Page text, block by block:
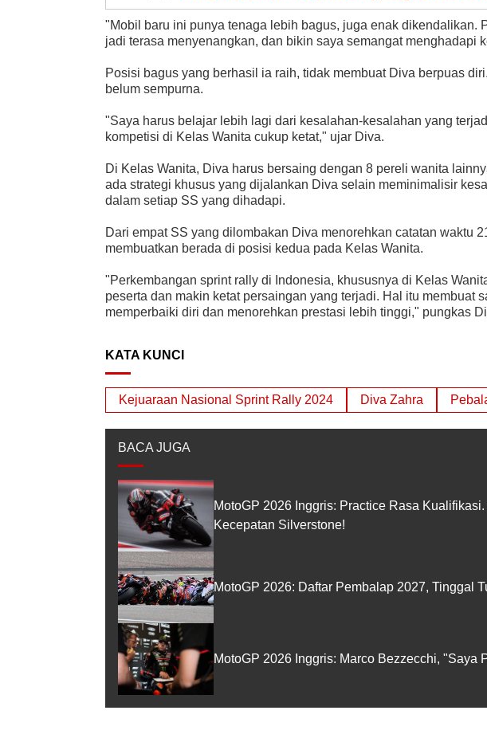
"Mobil baru ini punya tenaga lebih bagus, juga enak dikendalikan.
jadi terasa menyenangkan, dan bikin saya semangat menghadapi
Posisi bagus yang berhasil ia raih, tidak membuat Diva berpuas
belum sempurna.
"Saya harus belajar lebih lagi dari kesalahan-kesalahan yang
kompetisi di Kelas Wanita cukup ketat," ujar Diva.
Di Kelas Wanita, Diva harus bersaing dengan 8 pereli wanita
ada strategi khusus yang dijalankan Diva selain meminimalisir
dalam setiap SS yang dihadapi.
Dari empat SS yang dilombakan Diva menorehkan catatan waktu
membuatkan berada di posisi kedua pada Kelas Wanita.
"Perkembangan sprint rally di Indonesia, khususnya di Kelas
peserta dan makin ketat persaingan yang terjadi. Hal itu membuat
memperbaiki diri dan menorehkan prestasi lebih tinggi," pungkas
KATA KUNCI
Kejuaraan Nasional Sprint Rally 2024 Diva Zahra
BACA JUGA
MotoGP 2026 Inggris: Practice Rasa
Kecepatan Silverstone!
MotoGP 2026: Daftar Pembalap 2027, Tinggal
MotoGP 2026 Inggris: Marco Bezzecchi, "Saya